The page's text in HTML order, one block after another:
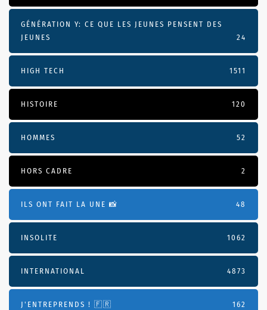
GÉNÉRATION Y: CE QUE LES JEUNES PENSENT DES
JEUNES
24
HIGH TECH 1511
HISTOIRE 120
HOMMES 52
HORS CADRE 2
ILS ONT FAIT LA UNE 📸 48
INSOLITE 1062
INTERNATIONAL 4873
J'ENTREPRENDS ! 🇫🇷 162